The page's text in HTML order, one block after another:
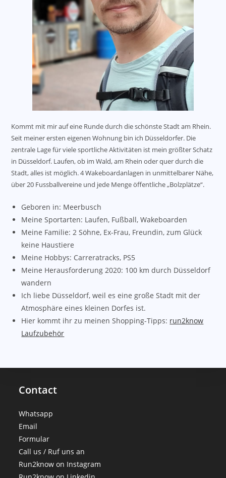
Kommt mit mir auf eine Runde durch die schönste Stadt am Rhein.
Seit meiner ersten eigenen Wohnung bin ich Düsseldorfer. Die
zentrale Lage für viele sportliche Aktivitäten ist mein größter Schatz
in Düsseldorf. Laufen, ob im Wald, am Rhein oder quer durch die
Stadt, alles ist möglich. 4 Wakeboardanlagen in unmittelbarer Nähe,
über 20 Fussballvereine und jede Menge öffentliche „Bolzplätze“.
Geboren in: Meerbusch
Meine Sportarten: Laufen, Fußball, Wakeboarden
Meine Familie: 2 Söhne, Ex-Frau, Freundin, zum Glück
keine Haustiere
Meine Hobbys: Carreratracks, PS5
Meine Herausforderung 2020: 100 km durch Düsseldorf
wandern
Ich liebe Düsseldorf, weil es eine große Stadt mit der
Atmosphäre eines kleinen Dorfes ist.
Hier kommt ihr zu meinen Shopping-Tipps: run2know
Laufzubehör
Contact
Whatsapp
Email
Formular
Call us / Ruf uns an
Run2know on Instagram